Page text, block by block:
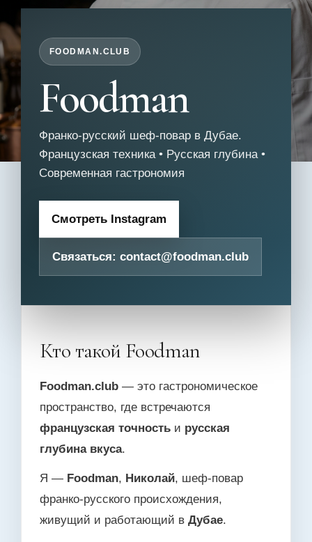
FOODMAN.CLUB
Foodman
Франко-русский шеф-повар в Дубае.
Французская техника • Русская глубина •
Современная гастрономия
Смотреть Instagram
Связаться: contact@foodman.club
Кто такой Foodman
Foodman.club — это гастрономическое
пространство, где встречаются
французская точность и русская
глубина вкуса.
Я — Foodman, Николай, шеф-повар
франко-русского происхождения,
живущий и работающий в Дубае.